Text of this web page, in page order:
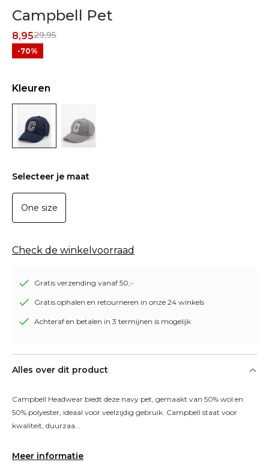
Campbell Pet
29,95
8,95
-70%
Kleuren
Selecteer je maat
One size
Check de winkelvoorraad
Gratis verzending vanaf 50,-
Gratis ophalen en retourneren in onze 24 winkels
Achteraf en betalen in 3 termijnen is mogelijk
Alles over dit product
Campbell Headwear biedt deze navy pet, gemaakt van 50% wol en
50% polyester, ideaal voor veelzijdig gebruik. Campbell staat voor
kwaliteit, duurzaa...
Meer informatie